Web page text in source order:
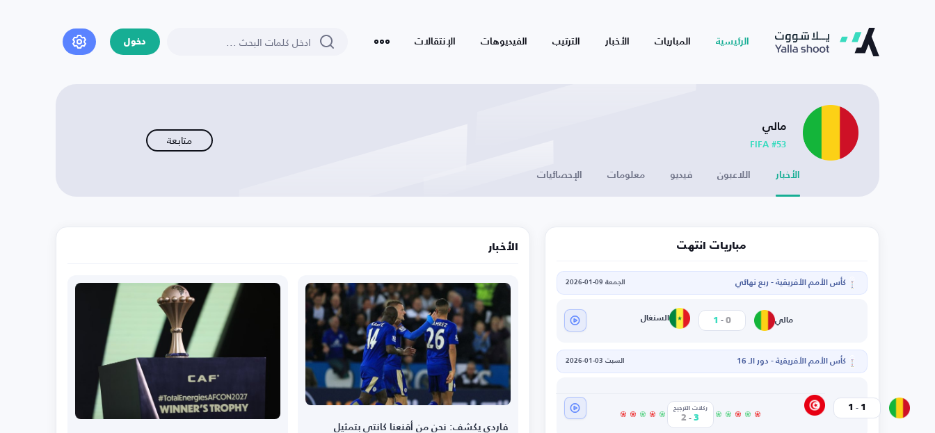
الرئيسية المباريات الأخبار الترتيب الفيديوهات الإنتقالات دخول
مالي
FIFA #53 متابعة
الأخبار اللاعبون فيديو معلومات الإحصائيات
مباريات انتهت
كأس الأمم الأفريقية - ربع نهائي الجمعة 09-01-2026
مالي 0
-
1 السنغال
كأس الأمم الأفريقية - دور الـ 16 السبت 03-01-2026
مالي 1
-
1 ركلات الترجيح
3
-
2
الأخبار
فاردي يكشف: نحن من أقنعنا كانتي بتمثيل